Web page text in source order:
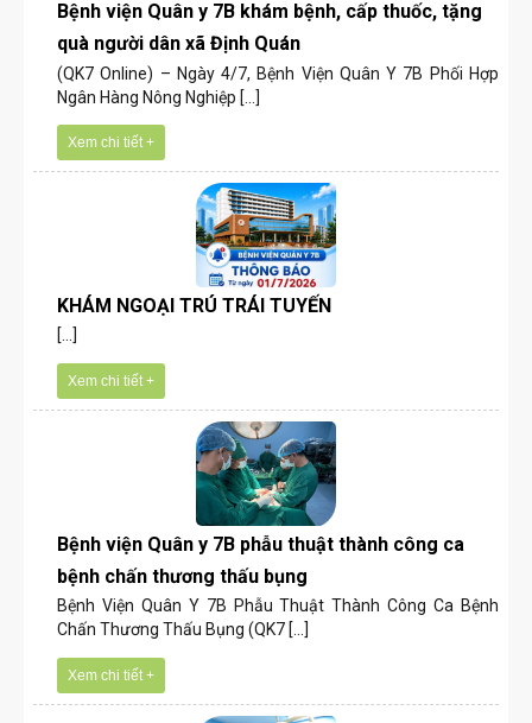
Bệnh viện Quân y 7B khám bệnh, cấp thuốc, tặng
quà người dân xã Định Quán
(QK7 Online) – Ngày 4/7, Bệnh Viện Quân Y 7B Phối Hợp
Ngân Hàng Nông Nghiệp [...]
Xem chi tiết +
KHÁM NGOẠI TRÚ TRÁI TUYẾN
[...]
Xem chi tiết +
Bệnh viện Quân y 7B phẫu thuật thành công ca
bệnh chấn thương thấu bụng
Bệnh Viện Quân Y 7B Phẫu Thuật Thành Công Ca Bệnh
Chấn Thương Thấu Bụng (QK7 [...]
Xem chi tiết +